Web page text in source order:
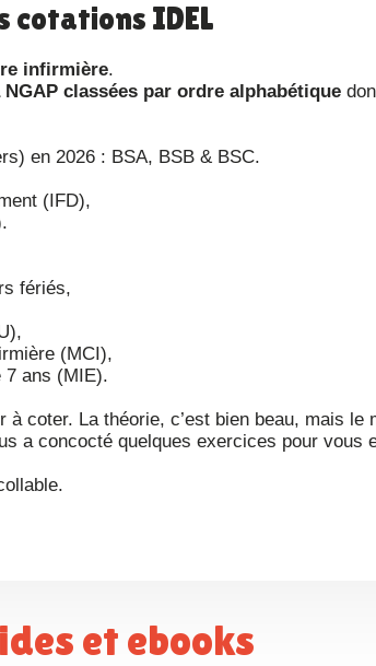
cotations IDEL
infirmière.
classées par ordre alphabétique
en 2026 : BSA, BSB & BSC.
(IFD),
fériés,
(MCI),
7 ans (MIE).
à coter. La théorie, c’est bien beau, mais le
a concocté quelques exercices pour vous
et ebooks